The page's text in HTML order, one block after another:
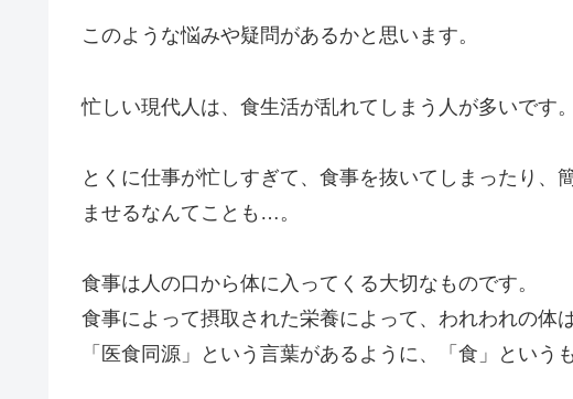
このような悩みや疑問があるかと思います。
忙しい現代人は、食生活が乱れてしまう人が多いです。
とくに仕事が忙しすぎて、食事を抜いてしまったり、
ませるなんてことも…。
食事は人の口から体に入ってくる大切なものです。
食事によって摂取された栄養によって、われわれの体
「医食同源」という言葉があるように、「食」という